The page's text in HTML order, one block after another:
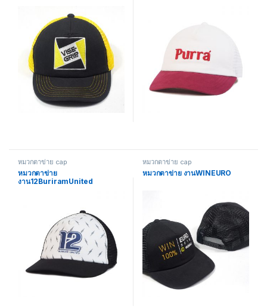
หมวกตาข่าย cap
หมวกตาข่าย
งาน12BuriramUnited
หมวกตาข่าย cap
หมวกตาข่าย งานWINEURO